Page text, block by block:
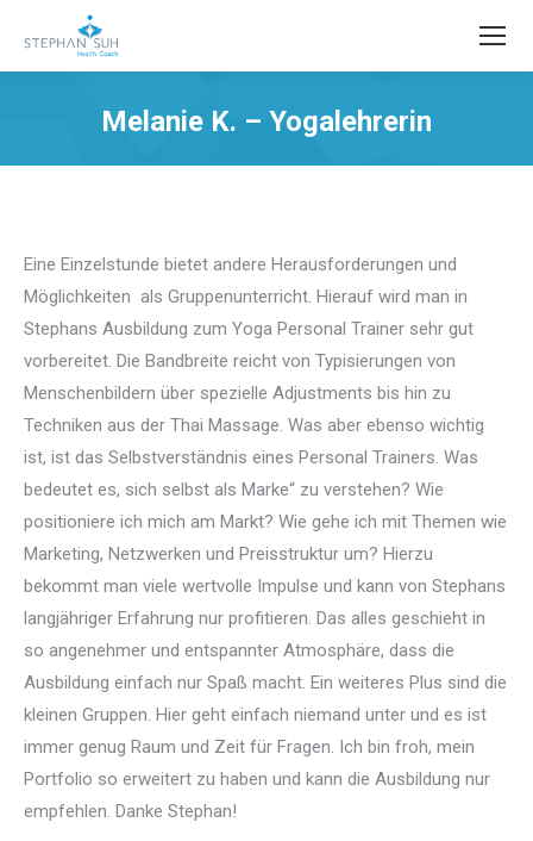
Melanie K. – Yogalehrerin
Eine Einzelstunde bietet andere Herausforderungen und
Möglichkeiten als Gruppenunterricht. Hierauf wird man in
Stephans Ausbildung zum Yoga Personal Trainer sehr gut
vorbereitet. Die Bandbreite reicht von Typisierungen von
Menschenbildern über spezielle Adjustments bis hin zu
Techniken aus der Thai Massage. Was aber ebenso wichtig
ist, ist das Selbstverständnis eines Personal Trainers. Was
bedeutet es, sich selbst als Marke“ zu verstehen? Wie
positioniere ich mich am Markt? Wie gehe ich mit Themen wie
Marketing, Netzwerken und Preisstruktur um? Hierzu
bekommt man viele wertvolle Impulse und kann von Stephans
langjähriger Erfahrung nur profitieren. Das alles geschieht in
so angenehmer und entspannter Atmosphäre, dass die
Ausbildung einfach nur Spaß macht. Ein weiteres Plus sind die
kleinen Gruppen. Hier geht einfach niemand unter und es ist
immer genug Raum und Zeit für Fragen. Ich bin froh, mein
Portfolio so erweitert zu haben und kann die Ausbildung nur
empfehlen. Danke Stephan!